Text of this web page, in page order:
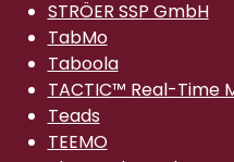
STRÖER SSP GmbH
TabMo
Taboola
TACTIC™ Real-Time
Teads
TEEMO